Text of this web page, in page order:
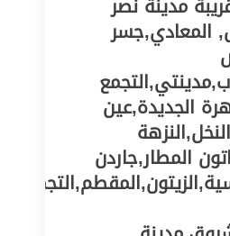
المعادي,جسر
الجديدة,عين
المطار,جاردن